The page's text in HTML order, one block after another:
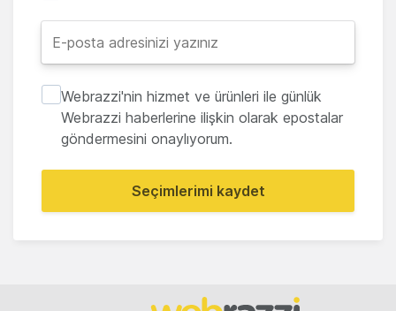
Webrazzi'nin hizmet ve ürünleri ile günlük
Webrazzi haberlerine ilişkin olarak epostalar
göndermesini onaylıyorum.
Seçimlerimi kaydet